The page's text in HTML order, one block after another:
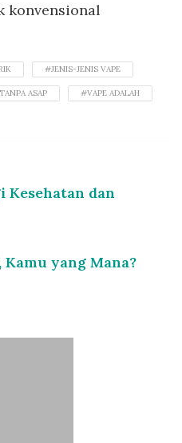
konvensional
#JENIS-JENIS VAPE
ASAP #VAPE ADALAH
Kesehatan dan
yang Mana?